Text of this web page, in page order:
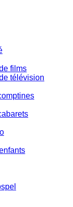
films
télévision